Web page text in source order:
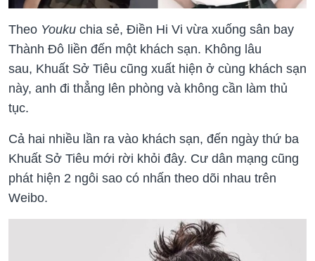
Theo Youku chia sẻ, Điền Hi Vi vừa xuống sân bay
Thành Đô liền đến một khách sạn. Không lâu
sau, Khuất Sở Tiêu cũng xuất hiện ở cùng khách sạn
này, anh đi thẳng lên phòng và không cần làm thủ
tục.
Cả hai nhiều lần ra vào khách sạn, đến ngày thứ ba
Khuất Sở Tiêu mới rời khỏi đây. Cư dân mạng cũng
phát hiện 2 ngôi sao có nhấn theo dõi nhau trên
Weibo.